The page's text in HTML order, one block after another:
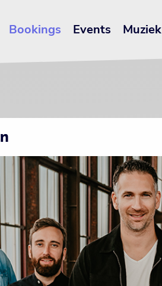
Bookings Events Muziek